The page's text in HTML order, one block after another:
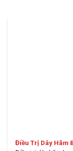
Điều Trị Dây Hãm